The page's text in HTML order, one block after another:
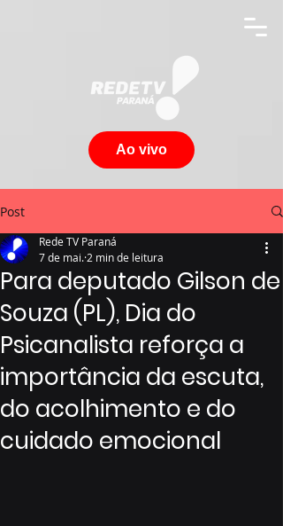
Ao vivo
Post
Para deputado Gilson de
Souza (PL), Dia do
Psicanalista reforça a
importância da escuta,
do acolhimento e do
cuidado emocional
Rede TV Paraná
7 de mai. 2 min de leitura